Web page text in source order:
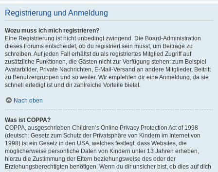
Registrierung und Anmeldung
Wozu muss ich mich registrieren?
Eine Registrierung ist nicht unbedingt zwingend. Die Board-Administration
dieses Forums entscheidet, ob du registriert sein musst, um Beiträge zu
schreiben. Auf jeden Fall erhältst du als registriertes Mitglied Zugriff auf
zusätzliche Funktionen, die Gästen nicht zur Verfügung stehen: zum Beispiel
Avatarbilder, Private Nachrichten, E-Mail-Versand an andere Mitglieder, Beitritt
zu Benutzergruppen und so weiter. Wir empfehlen dir eine Anmeldung, da sie
schnell erledigt ist und dir zahlreiche Vorteile bietet.
Nach oben
Was ist COPPA?
COPPA, ausgeschrieben Children’s Online Privacy Protection Act of 1998
(deutsch: Gesetz zum Schutz der Privatsphäre von Kindern im Internet von
1998) ist ein Gesetz in den USA, welches festlegt, dass Websites, die
möglicherweise persönliche Daten von Kindern unter 13 Jahren erheben,
hierzu die Zustimmung der Eltern beziehungsweise des oder der
Erziehungsberechtigten benötigen. Wenn du dir unsicher bist, ob dies auf dich